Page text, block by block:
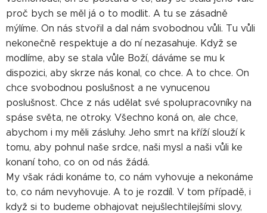
proč bych se měl já o to modlit. A tu se zásadně
mýlíme. On nás stvořil a dal nám svobodnou vůli. Tu vůli
nekonečně respektuje a do ní nezasahuje. Když se
modlíme, aby se stala vůle Boží, dáváme se mu k
dispozici, aby skrze nás konal, co chce. A to chce. On
chce svobodnou poslušnost a ne vynucenou
poslušnost. Chce z nás udělat své spolupracovníky na
spáse světa, ne otroky. Všechno koná on, ale chce,
abychom i my měli zásluhy. Jeho smrt na kříží slouží k
tomu, aby pohnul naše srdce, naši mysl a naši vůli ke
konaní toho, co on od nás žádá.
My však rádi konáme to, co nám vyhovuje a nekonáme
to, co nám nevyhovuje. A to je rozdíl. V tom případě, i
když si to budeme obhajovat nejušlechtilejšími slovy,